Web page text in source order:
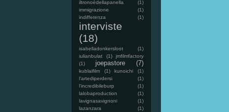
iltronoèdellapanella
(1)
immigrazione
(1)
indifferenza
(1)
interviste
(18)
isabelladonkersloot
(1)
iulianbulat
(1)
jmfilmfactory
(1)
joepastore (7)
kublaifilm (1) kunoichi
(1)
l'artediperdersi
(1)
l'incredibileburp
(1)
lalobaproduction
(1)
lavignasavignoni
(1)
lazanzara
(1)